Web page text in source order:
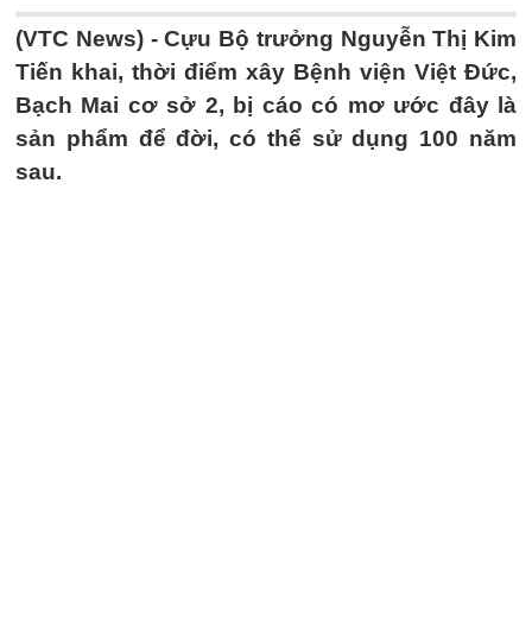
(VTC News) -Cựu Bộ trưởng Nguyễn Thị Kim
Tiến khai, thời điểm xây Bệnh viện Việt Đức,
Bạch Mai cơ sở 2, bị cáo có mơ ước đây là
sản phẩm để đời, có thể sử dụng 100 năm
sau.